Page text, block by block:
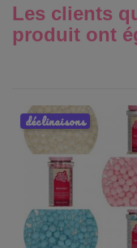
Les clients
produit ont
déclinaisons